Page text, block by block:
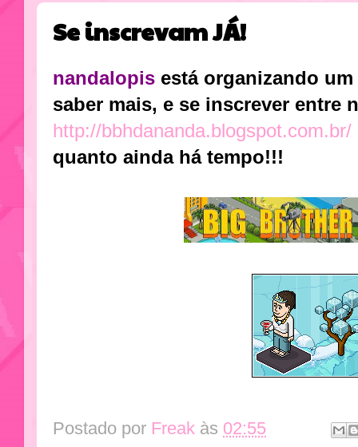
Se inscrevam JÁ!
nandalopis está organizando
saber mais, e se inscrever entre
http://bbhdananda.blogspot.com.br/
quanto ainda há tempo!!!
Postado por Freak às 02:55